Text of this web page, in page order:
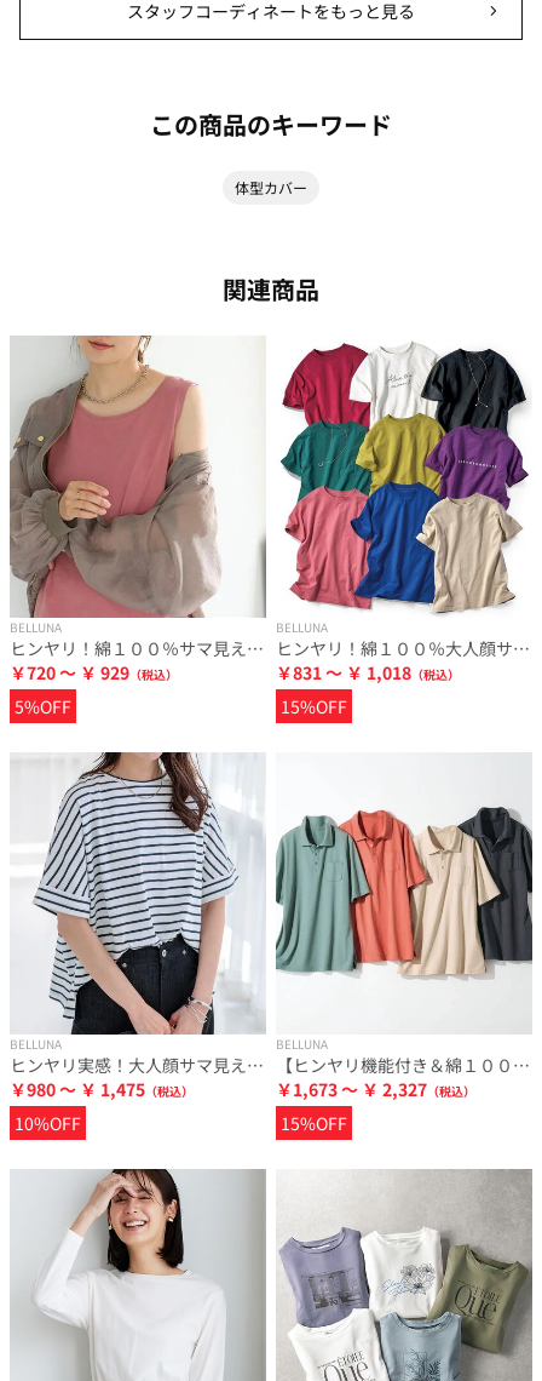
スタッフコーディネートをもっと見る
この商品のキーワード
体型カバー
関連商品
BELLUNA
ヒンヤリ！綿１００％サマ見えタンクトップ
￥720 ～ ￥ 929
5%OFF
BELLUNA
ヒンヤリ！綿１００％大人顔サマ見えＴシャツ
￥831 ～ ￥ 1,018
15%OFF
BELLUNA
ヒンヤリ実感！大人顔サマ見えゆったりＴシャツ
￥980 ～ ￥ 1,475
10%OFF
BELLUNA
【ヒンヤリ機能付き＆綿１００％】サマ見えポロチュニック
￥1,673 ～ ￥ 2,327
15%OFF